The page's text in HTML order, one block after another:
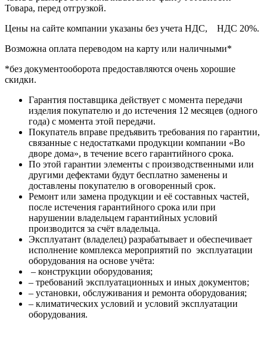
Товара, перед отгрузкой.
Цены на сайте компании указаны без учета НДС, НДС 20%.
Возможна оплата переводом на карту или наличными*
*без документооборота предоставляются очень хорошие
скидки.
Гарантия поставщика действует с момента передачи
изделия покупателю и до истечения 12 месяцев (одного
года) с момента этой передачи.
Покупатель вправе предъявить требования по гарантии,
связанные с недостатками продукции компании «Во
дворе дома», в течение всего гарантийного срока.
По этой гарантии элементы с производственными или
другими дефектами будут бесплатно заменены и
доставлены покупателю в оговоренный срок.
Ремонт или замена продукции и её составных частей,
после истечения гарантийного срока или при
нарушении владельцем гарантийных условий
производится за счёт владельца.
Эксплуатант (владелец) разрабатывает и обеспечивает
исполнение комплекса мероприятий по эксплуатации
оборудования на основе учёта:
– конструкции оборудования;
– требований эксплуатационных и иных документов;
– установки, обслуживания и ремонта оборудования;
– климатических условий и условий эксплуатации
оборудования.